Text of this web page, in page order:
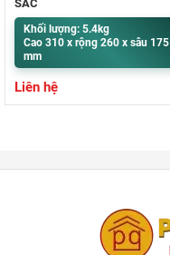
SẠC
Khối lượng: 5.4kg
Cao 310 x rộng 260 x sâu 175
mm
Liên hệ